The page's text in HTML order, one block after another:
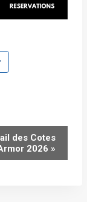
des Cotes
2026 »